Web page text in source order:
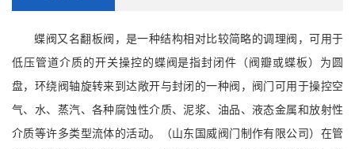
蝶阀又名翻板阀，是一种结构相对比较简略的调理阀，可用于
低压管道介质的开关操控的蝶阀是指封闭件（阀瓣或蝶板）为圆
盘，环绕阀轴旋转来到达敞开与封闭的一种阀，阀门可用于操控空
气、水、蒸汽、各种腐蚀性介质、泥浆、油品、液态金属和放射性
介质等许多类型流体的活动。（山东国威阀门制作有限公司）在管